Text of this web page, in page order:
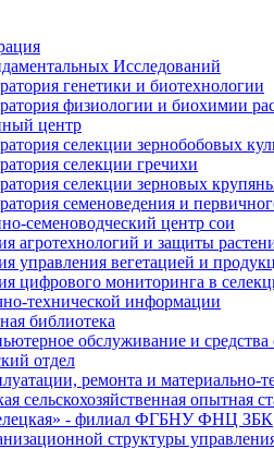
Исследований
генетики и биотехнологии
физиологии и биохимии
центр
селекции зернобобовых
селекции гречихи
селекции зерновых
семеноведения и
семеноводческий центр сои
агротехнологий и защиты
управления вегетацией и
цифрового мониторинга в
технической информации
библиотека
обслуживание и средства
отдел
ремонта и материально-
сельскохозяйственная опытная
- филиал ФГБНУ ФНЦ ЗБК
структуры